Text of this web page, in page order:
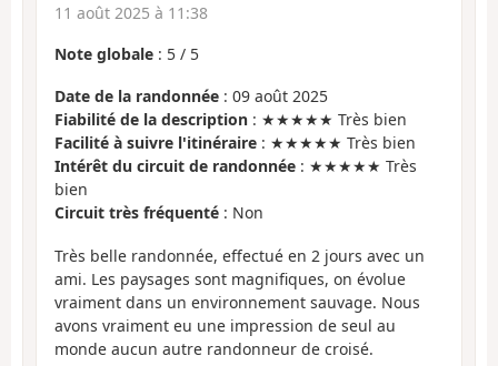
11 août 2025 à 11:38
Note globale : 5 / 5
Date de la randonnée : 09 août 2025
Fiabilité de la description : ★★★★★ Très bien
Facilité à suivre l'itinéraire : ★★★★★ Très bien
Intérêt du circuit de randonnée : ★★★★★ Très
bien
Circuit très fréquenté : Non
Très belle randonnée, effectué en 2 jours avec un
ami. Les paysages sont magnifiques, on évolue
vraiment dans un environnement sauvage. Nous
avons vraiment eu une impression de seul au
monde aucun autre randonneur de croisé.